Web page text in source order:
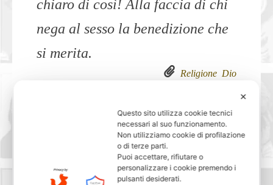
chiaro di così! Alla faccia di chi
nega al sesso la benedizione che
si merita.
Dio
Religione
14) La tipica frase: “Ah, se io ho
✕
Questo sito utilizza cookie tecnici
necessari al suo funzionamento.
Non utilizziamo cookie di profilazione
o di terze parti.
Puoi accettare, rifiutare o
personalizzare i cookie premendo i
pulsanti desiderati.